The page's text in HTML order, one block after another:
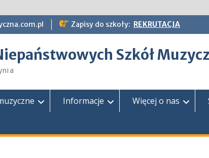
Zapisy do szkoły: REKRUTACJA
Szkół
Informacje Więcej o nas